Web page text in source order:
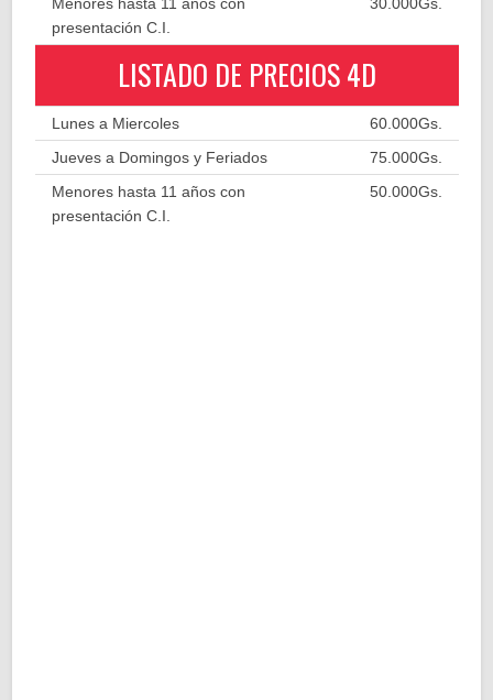
presentación C.I.
LISTADO DE PRECIOS 4D
Lunes a Miercoles
60.000Gs.
Jueves a Domingos y Feriados
75.000Gs.
Menores hasta 11 años con
presentación C.I.
50.000Gs.